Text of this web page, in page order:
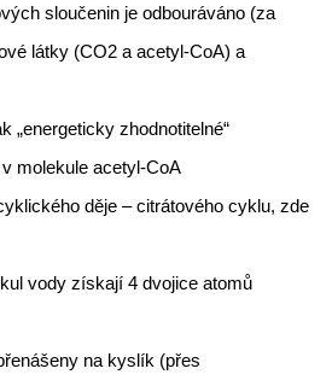
sloučenin je odbouráváno (za
látky (CO2 a acetyl-CoA) a
zhodnotitelné“
molekule acetyl-CoA
děje – citrátového cyklu, zde
vody získají 4 dvojice atomů
na kyslík (přes